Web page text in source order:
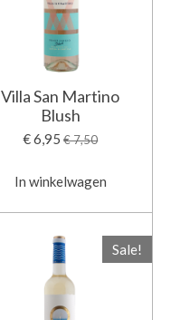
Villa San Martino
Blush
€ 6,95 € 7,50
In winkelwagen
Sale!